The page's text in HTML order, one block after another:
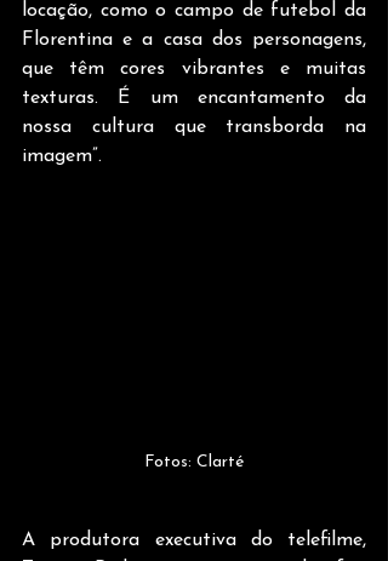
locação, como o campo de futebol da
Florentina e a casa dos personagens,
que têm cores vibrantes e muitas
texturas. É um encantamento da
nossa cultura que transborda na
imagem”.
Fotos: Clarté
A produtora executiva do telefilme,